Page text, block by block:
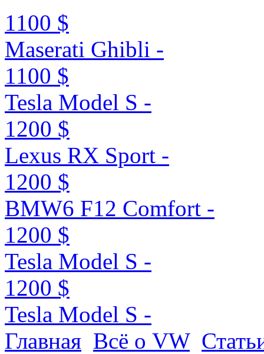
1100 $
Maserati Ghibli -
1100 $
Tesla Model S -
1200 $
Lexus RX Sport -
1200 $
BMW6 F12 Comfort -
1200 $
Tesla Model S -
1200 $
Tesla Model S -
Главная Всё о VW